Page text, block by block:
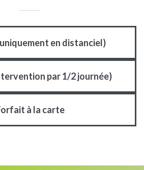
en distanciel)
par 1/2 journée)
à la carte